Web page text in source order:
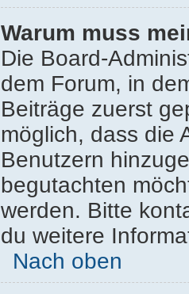
Warum muss
Die Board-
dem Forum, in
Beiträge zuerst
möglich, dass die
Benutzern
begutachten
werden. Bitte
du weitere
Nach oben